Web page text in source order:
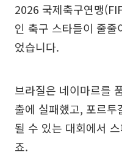
2026 국제축구연맹
인 축구 스타들이 줄
었습니다.
브라질은 네이마르를
출에 실패했고, 포르
될 수 있는 대회에서
죠.